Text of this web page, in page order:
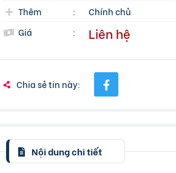
Thêm :
Chính chủ
Giá
: Liên hệ
Chia sẻ tin này:
Nội dung chi tiết